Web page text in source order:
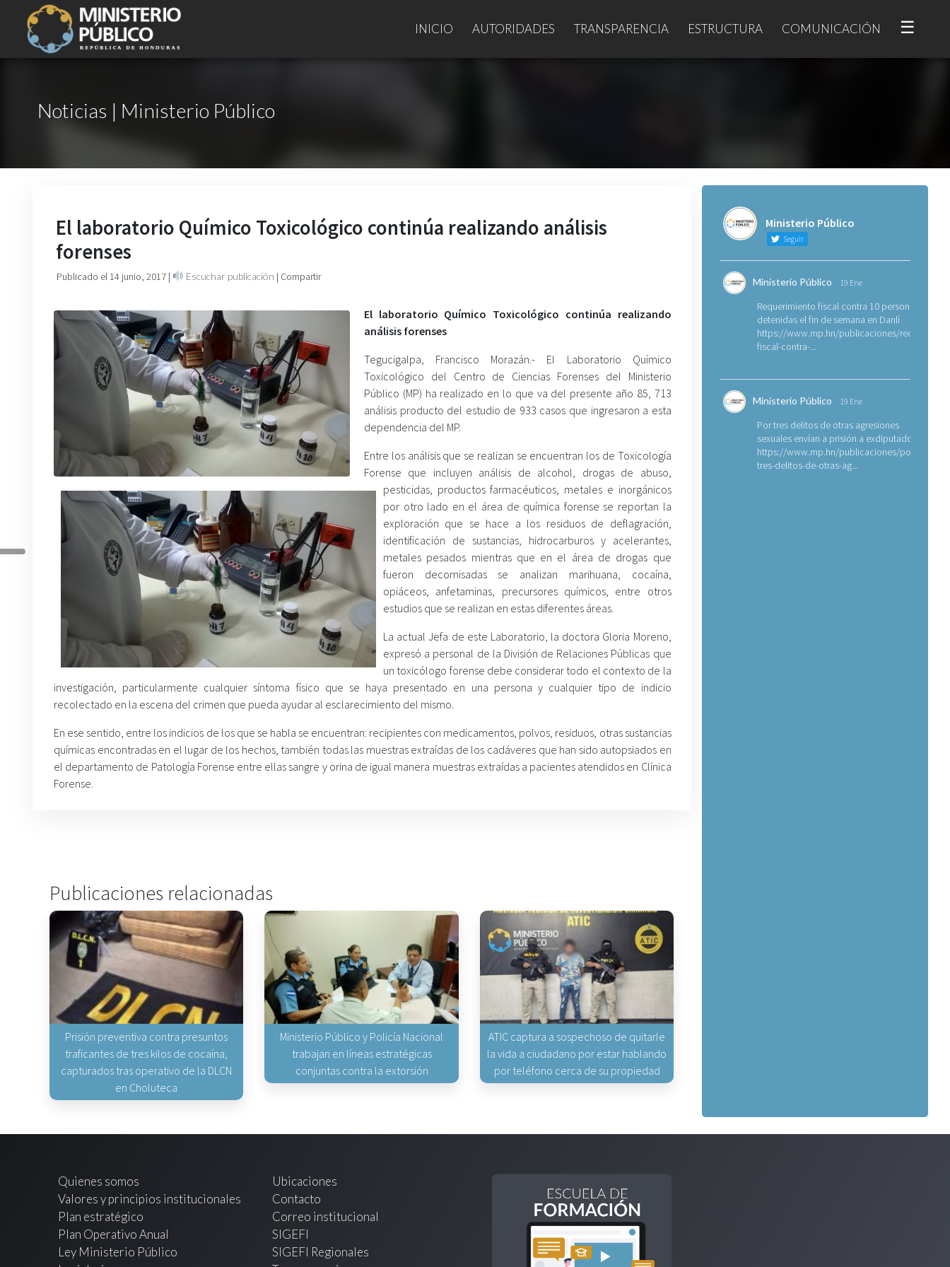
INICIO AUTORIDADES TRANSPARENCIA ESTRUCTURA COMUNICACIÓN ☰
Noticias | Ministerio Público
El laboratorio Químico Toxicológico continúa realizando análisis
forenses
Publicado el 14 junio, 2017 | Escuchar publicación | Compartir
El laboratorio Químico Toxicológico continúa realizando
análisis forenses
Tegucigalpa, Francisco Morazán.- El Laboratorio Químico
Toxicológico del Centro de Ciencias Forenses del Ministerio
Público (MP) ha realizado en lo que va del presente año 85, 713
análisis producto del estudio de 933 casos que ingresaron a esta
dependencia del MP.
Entre los análisis que se realizan se encuentran los de Toxicología
Forense que incluyen análisis de alcohol, drogas de abuso,
pesticidas, productos farmacéuticos, metales e inorgánicos
por otro lado en el área de química forense se reportan la
exploración que se hace a los residuos de deflagración,
identificación de sustancias, hidrocarburos y acelerantes,
metales pesados mientras que en el área de drogas que
fueron decomisadas se analizan marihuana, cocaína,
opiáceos, anfetaminas, precursores químicos, entre otros
estudios que se realizan en estas diferentes áreas.
La actual Jefa de este Laboratorio, la doctora Gloria Moreno,
expresó a personal de la División de Relaciones Públicas que
un toxicólogo forense debe considerar todo el contexto de la
investigación, particularmente cualquier síntoma físico que se haya presentado en una persona y cualquier tipo de indicio
recolectado en la escena del crimen que pueda ayudar al esclarecimiento del mismo.
En ese sentido, entre los indicios de los que se habla se encuentran: recipientes con medicamentos, polvos, residuos, otras sustancias
químicas encontradas en el lugar de los hechos, también todas las muestras extraídas de los cadáveres que han sido autopsiados en
el departamento de Patología Forense entre ellas sangre y orina de igual manera muestras extraídas a pacientes atendidos en Clínica
Forense.
Publicaciones relacionadas
Prisión preventiva contra presuntos
traficantes de tres kilos de cocaína,
capturados tras operativo de la DLCN
en Choluteca
Ministerio Público y Policía Nacional
trabajan en líneas estratégicas
conjuntas contra la extorsión
ATIC captura a sospechoso de quitarle
la vida a ciudadano por estar hablando
por teléfono cerca de su propiedad
Ministerio Público
Seguir
Ministerio Público 19 Ene
Requerimiento fiscal contra 10 personas
detenidas el fin de semana en Danlí
https://www.mp.hn/publicaciones/
fiscal-contra-...
Ministerio Público 19 Ene
Por tres delitos de otras agresiones
sexuales envían a prisión a exdiputado
https://www.mp.hn/publicaciones/por-
tres-delitos-de-otras-ag...
Quienes somos
Valores y principios institucionales
Plan estratégico
Plan Operativo Anual
Ley Ministerio Público
Ubicaciones
Contacto
Correo institucional
SIGEFI
SIGEFI Regionales